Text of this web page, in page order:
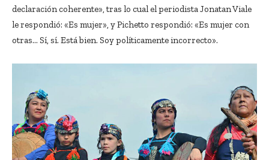
declaración coherente», tras lo cual el periodista Jonatan Viale
le respondió: «Es mujer», y Pichetto respondió: «Es mujer con
otras… Sí, sí. Está bien. Soy políticamente incorrecto».